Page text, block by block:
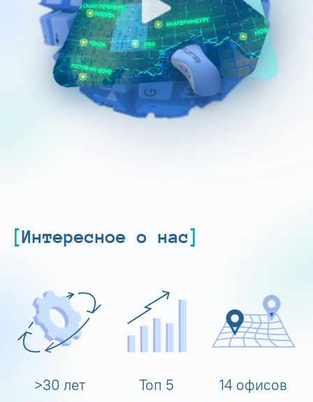
Интересное о нас
>30 лет Топ 5 14 офисов